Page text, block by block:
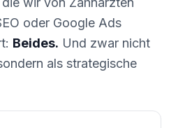
oder Google Ads
Beides. Und zwar nicht
als strategische